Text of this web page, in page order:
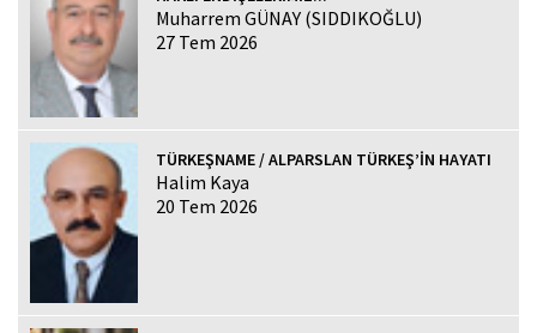
Muharrem GÜNAY (SIDDIKOĞLU)
27 Tem 2026
TÜRKEŞNAME / ALPARSLAN TÜRKEŞ’İN HAYATI
Halim Kaya
20 Tem 2026